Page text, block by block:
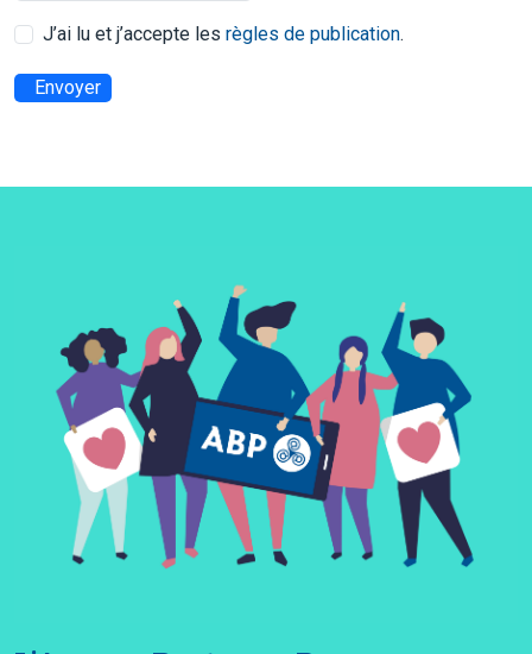
J’ai lu et j’accepte les règles de publication.
Envoyer